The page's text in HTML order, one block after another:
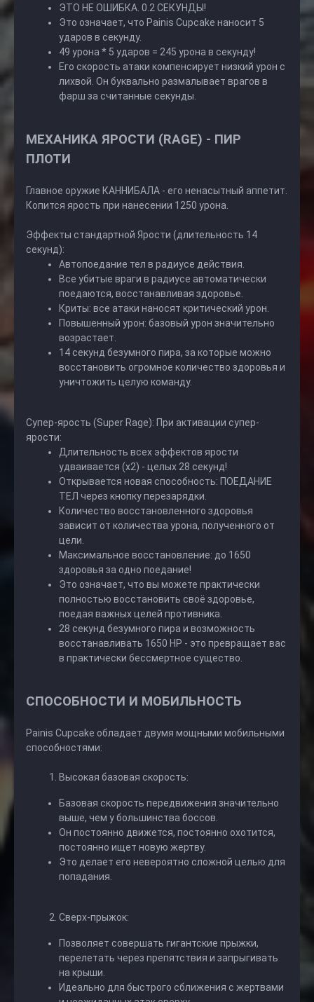
ЭТО НЕ ОШИБКА. 0.2 СЕКУНДЫ!
Это означает, что Painis Cupcake наносит 5
ударов в секунду.
49 урона * 5 ударов = 245 урона в секунду!
Его скорость атаки компенсирует низкий урон с
лихвой. Он буквально размалывает врагов в
фарш за считанные секунды.
МЕХАНИКА ЯРОСТИ (RAGE) - ПИР
ПЛОТИ
Главное оружие КАННИБАЛА - его ненасытный аппетит.
Копится ярость при нанесении 1250 урона.
Эффекты стандартной Ярости (длительность 14
секунд):
Автопоедание тел в радиусе действия.
Все убитые враги в радиусе автоматически
поедаются, восстанавливая здоровье.
Криты: все атаки наносят критический урон.
Повышенный урон: базовый урон значительно
возрастает.
14 секунд безумного пира, за которые можно
восстановить огромное количество здоровья и
уничтожить целую команду.
Супер-ярость (Super Rage): При активации супер-
ярости:
Длительность всех эффектов ярости
удваивается (x2) - целых 28 секунд!
Открывается новая способность: ПОЕДАНИЕ
ТЕЛ через кнопку перезарядки.
Количество восстановленного здоровья
зависит от количества урона, полученного от
цели.
Максимальное восстановление: до 1650
здоровья за одно поедание!
Это означает, что вы можете практически
полностью восстановить своё здоровье,
поедая важных целей противника.
28 секунд безумного пира и возможность
восстанавливать 1650 HP - это превращает вас
в практически бессмертное существо.
СПОСОБНОСТИ И МОБИЛЬНОСТЬ
Painis Cupcake обладает двумя мощными мобильными
способностями:
Высокая базовая скорость:
Базовая скорость передвижения значительно
выше, чем у большинства боссов.
Он постоянно движется, постоянно охотится,
постоянно ищет новую жертву.
Это делает его невероятно сложной целью для
попадания.
Сверх-прыжок:
Позволяет совершать гигантские прыжки,
перелетать через препятствия и запрыгивать
на крыши.
Идеально для быстрого сближения с жертвами